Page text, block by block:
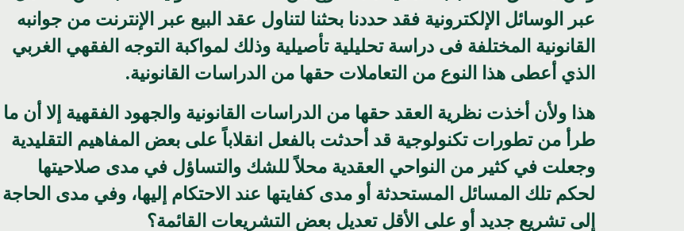
عبر الوسائل الإلكترونية فقد حددنا بحثنا لتناول عقد البيع عبر الإنترنت من جوانبه
القانونية المختلفة فى دراسة تحليلية تأصيلية وذلك لمواكبة التوجه الفقهي الغربي
الذي أعطى هذا النوع من التعاملات حقها من الدراسات القانونية.
هذا ولأن أخذت نظرية العقد حقها من الدراسات القانونية والجهود الفقهية إلا أن ما
طرأ من تطورات تكنولوجية قد أحدثت بالفعل انقلاباً على بعض المفاهيم التقليدية
وجعلت في كثير من النواحي العقدية محلاً للشك والتساؤل في مدى صلاحيتها
لحكم تلك المسائل المستحدثة أو مدى كفايتها عند الاحتكام إليها، وفي مدى الحاجة
إلى تشريع جديد أو على الأقل تعديل بعض التشريعات القائمة؟